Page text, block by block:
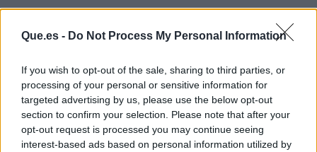
Que.es - Do Not Process My Personal Information
If you wish to opt-out of the sale, sharing to third parties, or
processing of your personal or sensitive information for
targeted advertising by us, please use the below opt-out
section to confirm your selection. Please note that after your
opt-out request is processed you may continue seeing
interest-based ads based on personal information utilized by